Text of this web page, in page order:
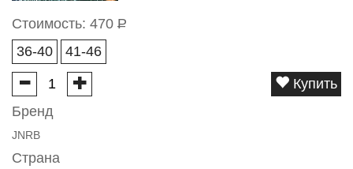
Стоимость: 470 Р
36-40
41-46
Купить
Бренд
JNRB
Страна